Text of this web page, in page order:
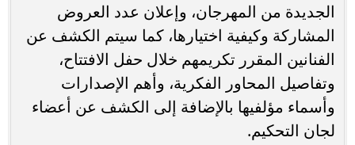
الجديدة من المهرجان، وإعلان عدد العروض
المشاركة وكيفية اختيارها، كما سيتم الكشف عن
الفنانين المقرر تكريمهم خلال حفل الافتتاح،
وتفاصيل المحاور الفكرية، وأهم الإصدارات
وأسماء مؤلفيها بالإضافة إلى الكشف عن أعضاء
لجان التحكيم.